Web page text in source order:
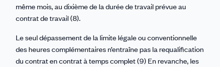
même mois, au dixième de la durée de travail prévue au
contrat de travail (8).
Le seul dépassement de la limite légale ou conventionnelle
des heures complémentaires n’entraîne pas la requalification
du contrat en contrat à temps complet (9) En revanche, les